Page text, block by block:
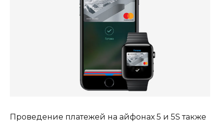
Проведение платежей на айфонах 5 и 5S также